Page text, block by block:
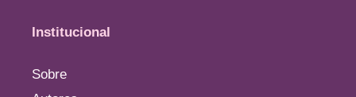
Institucional
Sobre